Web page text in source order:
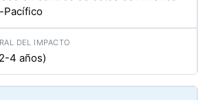
Pacífico
4 años)